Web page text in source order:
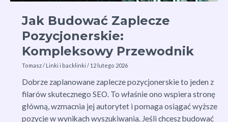
Jak Budować Zaplecze
Pozycjonerskie:
Kompleksowy Przewodnik
Tomasz/ Linki i backlinki / 12 lutego 2026
Dobrze zaplanowane zaplecze pozycjonerskie to jeden z
filarów skutecznego SEO. To właśnie ono wspiera stronę
główną, wzmacnia jej autorytet i pomaga osiągać wyższe
pozycje w wynikach wyszukiwania. Jeśli chcesz budować